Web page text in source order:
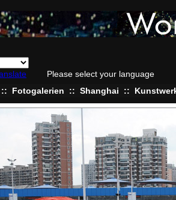
Please select your language
:: Fotogalerien :: Shanghai ::